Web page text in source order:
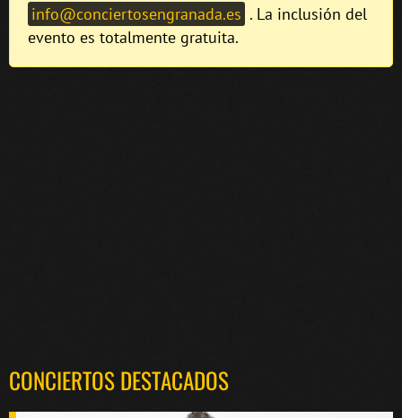
info@conciertosengranada.es . La inclusión del
evento es totalmente gratuita.
CONCIERTOS DESTACADOS